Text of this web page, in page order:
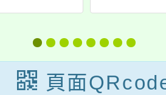
教育國際論壇
頁面